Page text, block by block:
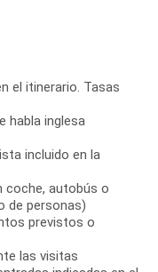
el itinerario. Tasas
habla inglesa
incluido en la
coche, autobús o
de personas)
previstos o
las visitas